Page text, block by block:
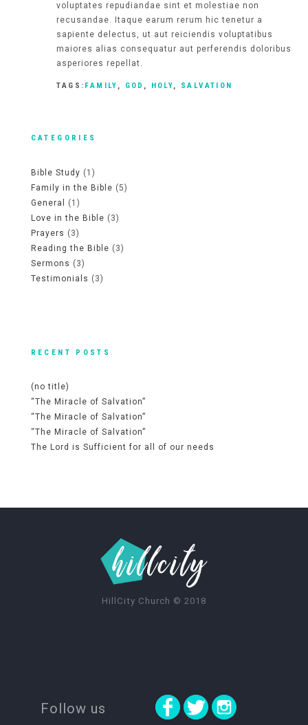
TAGS: FAMILY , GOD , HOLY, SALVATION
voluptates repudiandae sint et molestiae non
recusandae. Itaque earum rerum hic tenetur a
sapiente delectus, ut aut reiciendis voluptatibus
maiores alias consequatur aut perferendis doloribus
asperiores repellat.
CATEGORIES
Bible Study (1)
Family in the Bible (5)
General
(1)
Love in the Bible (3)
Prayers (3)
Reading the Bible (3)
Sermons (3)
Testimonials (3)
RECENT POSTS
(no title)
“The Miracle of Salvation”
“The Miracle of Salvation”
“The Miracle of Salvation”
The Lord is Sufficient for all of our needs
HillCity Church © 2018
Follow us